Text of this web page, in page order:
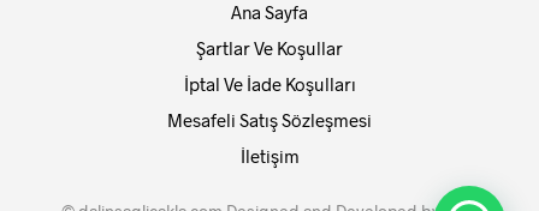
Ana Sayfa
Şartlar Ve Koşullar
İptal Ve İade Koşulları
Mesafeli Satış Sözleşmesi
İletişim